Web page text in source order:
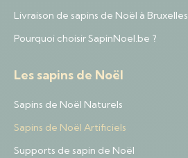
Livraison de sapins de Noël à Bruxelles
Pourquoi choisir SapinNoel.be ?
Les sapins de Noël
Sapins de Noël Naturels
Sapins de Noël Artificiels
Supports de sapin de Noël